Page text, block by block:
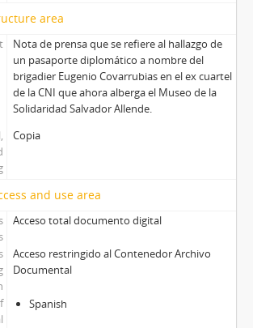
area
Nota de prensa que se refiere al hallazgo de
un pasaporte diplomático a nombre del
brigadier Eugenio Covarrubias en el ex cuartel
de la CNI que ahora alberga el Museo de la
Solidaridad Salvador Allende.
Copia
and use area
Acceso total documento digital
Acceso restringido al Contenedor Archivo
Documental
Spanish